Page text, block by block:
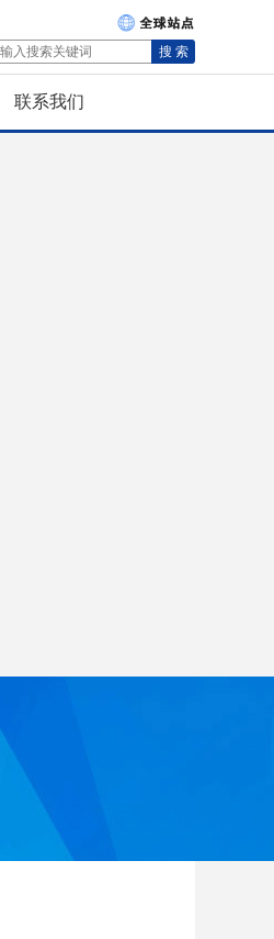
搜 索
联系我们